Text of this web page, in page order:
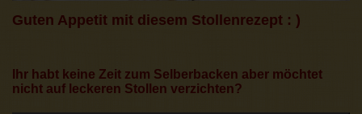
Guten Appetit mit diesem Stollenrezept : )
Ihr habt keine Zeit zum Selberbacken aber möchtet
nicht auf leckeren Stollen verzichten?